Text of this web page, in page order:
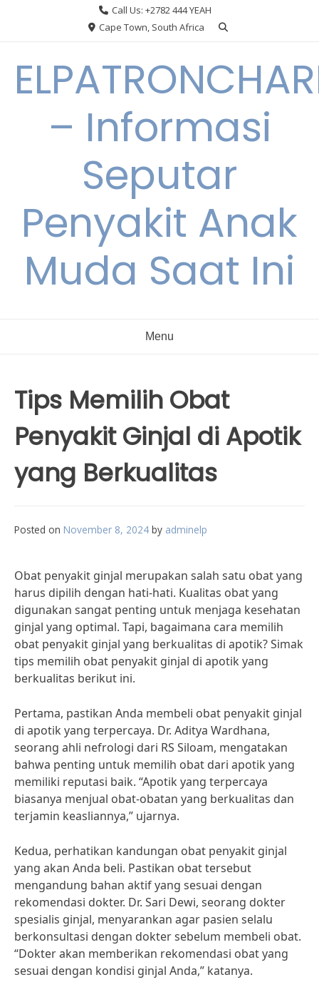
Call Us: +2782 444 YEAH
Cape Town, South Africa
– Informasi
Seputar
Penyakit Anak
Muda Saat Ini
Menu
Tips Memilih Obat
Penyakit Ginjal di Apotik
yang Berkualitas
Posted on November 8, 2024 by adminelp
Obat penyakit ginjal merupakan salah satu obat yang
harus dipilih dengan hati-hati. Kualitas obat yang
digunakan sangat penting untuk menjaga kesehatan
ginjal yang optimal. Tapi, bagaimana cara memilih
obat penyakit ginjal yang berkualitas di apotik? Simak
tips memilih obat penyakit ginjal di apotik yang
berkualitas berikut ini.
Pertama, pastikan Anda membeli obat penyakit ginjal
di apotik yang terpercaya. Dr. Aditya Wardhana,
seorang ahli nefrologi dari RS Siloam, mengatakan
bahwa penting untuk memilih obat dari apotik yang
memiliki reputasi baik. “Apotik yang terpercaya
biasanya menjual obat-obatan yang berkualitas dan
terjamin keasliannya,” ujarnya.
Kedua, perhatikan kandungan obat penyakit ginjal
yang akan Anda beli. Pastikan obat tersebut
mengandung bahan aktif yang sesuai dengan
rekomendasi dokter. Dr. Sari Dewi, seorang dokter
spesialis ginjal, menyarankan agar pasien selalu
berkonsultasi dengan dokter sebelum membeli obat.
“Dokter akan memberikan rekomendasi obat yang
sesuai dengan kondisi ginjal Anda,” katanya.